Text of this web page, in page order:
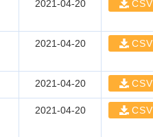
2021-04-20 CSV
2021-04-20 CSV
2021-04-20 CSV
2021-04-20 CSV